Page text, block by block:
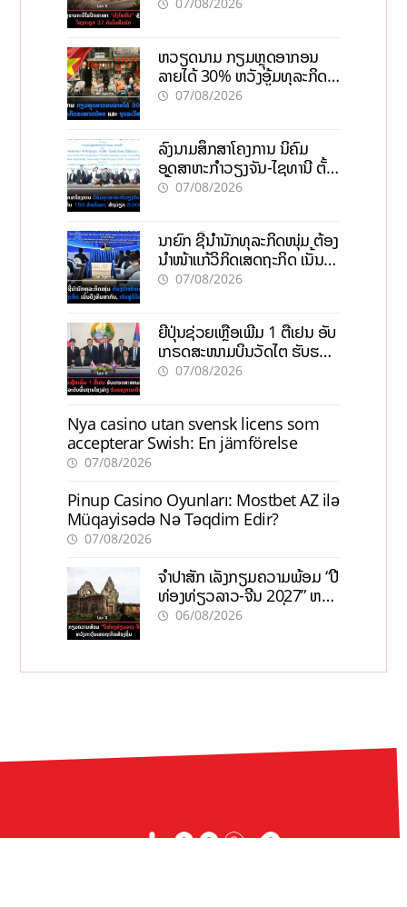
ຫວຽດນາມ ກຽມຫຼຸດອາກອນ
ລາຍໄດ້ 30% ຫວັງອູ້ມທຸລະກິດ
ຂະໜາດນ້ອຍ ແລະ ຈຸນລະ
07/08/2026
ລົງນາມສຶກສາໂຄງການ ນິຄົມ
ອຸດສາຫະກຳວຽງຈັນ-ໄຊທານີ ຕັ້ງ
ເປົ້າດຶງທຶນ 150 ລ້ານໂດລາ, ສ້າງ
07/08/2026
ນາຍົກ ຊີ້ນຳນັກທຸລະກິດໜຸ່ມ ຕ້ອງ
ນຳໜ້າແກ້ວິກິດເສດຖະກິດ ເນັ້ນດຶງ
ທຶນສາກົນ, ຫັນສູ່ດິຈິຕອນ
07/08/2026
ຍີ່ປຸ່ນຊ່ວຍເຫຼືອເພີ່ມ 1 ຕື້ເຢນ ອັບ
ເກຣດສະໜາມບິນວັດໄຕ ຮັບຮອງ
ການເຕີບໂຕ
07/08/2026
Nya casino utan svensk licens som
accepterar Swish: En jämförelse
07/08/2026
Pinup Casino Oyunları: Mostbet AZ ilə
Müqayisədə Nə Təqdim Edir?
07/08/2026
ຈຳປາສັກ ເລັ່ງກຽມຄວາມພ້ອມ “ປີ
ທ່ອງທ່ຽວລາວ-ຈີນ 2027” ຫວັງ
ກະຕຸ້ນເສດຖະກິດທ້ອງຖິ່ນ
06/08/2026